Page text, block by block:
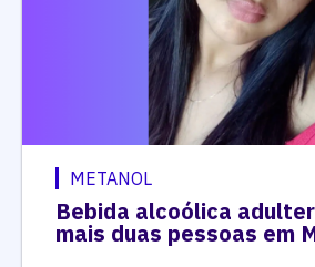
METANOL
Bebida alcoólica
mais duas pessoas em